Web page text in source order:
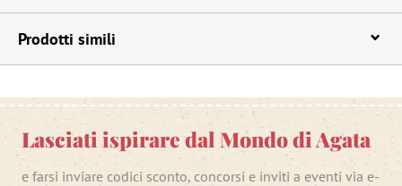
Prodotti simili
Lasciati ispirare dal Mondo di Agata
e farsi inviare codici sconto, concorsi e inviti a eventi via e-